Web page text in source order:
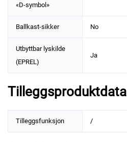
«D-symbol»
Ballkast-sikker No
Utbyttbar lyskilde
(EPREL)
Ja
Tilleggsproduktdata
Tilleggsfunksjon /